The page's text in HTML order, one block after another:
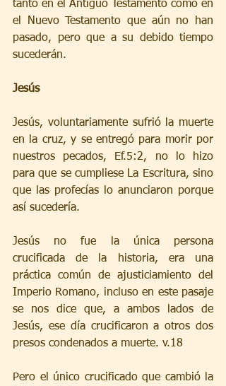
tanto en el Antiguo Testamento como en
el Nuevo Testamento que aún no han
pasado, pero que a su debido tiempo
sucederán.
Jesús
Jesús, voluntariamente sufrió la muerte
en la cruz, y se entregó para morir por
nuestros pecados, Ef.5:2, no lo hizo
para que se cumpliese La Escritura, sino
que las profecías lo anunciaron porque
así sucedería.
Jesús no fue la única persona
crucificada de la historia, era una
práctica común de ajusticiamiento del
Imperio Romano, incluso en este pasaje
se nos dice que, a ambos lados de
Jesús, ese día crucificaron a otros dos
presos condenados a muerte. v.18
Pero el único crucificado que cambió la